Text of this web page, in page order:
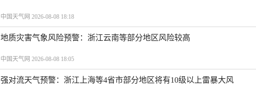
中国天气网 2026-08-08 18:18
地质灾害气象风险预警：浙江云南等部分地区风险较高
中国天气网 2026-08-08 18:05
强对流天气预警：浙江上海等4省市部分地区将有10级以上雷暴大风